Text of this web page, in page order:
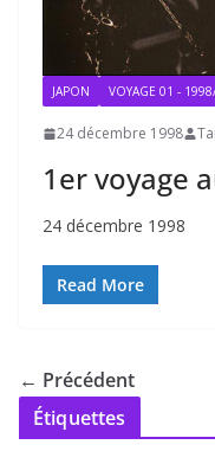
JAPON VOYAGE 01 -
24 décembre 1998
1er voyage
24 décembre 1998
Read More
← Précédent
Étiquettes